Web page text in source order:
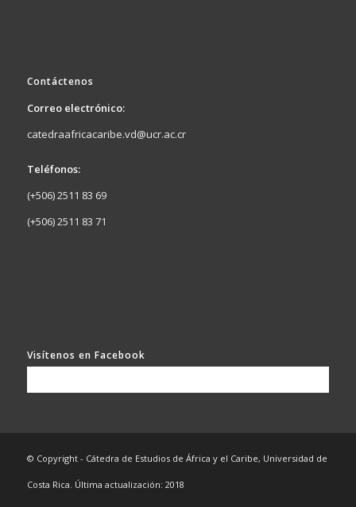
Contáctenos
Correo electrónico:
catedraafricacaribe.vd@ucr.ac.cr
Teléfonos:
(+506) 2511 83 69
(+506) 2511 83 71
Visítenos en Facebook
© Copyright - Cátedra de Estudios de África y el Caribe, Universidad de
Costa Rica. Última actualización: 2018